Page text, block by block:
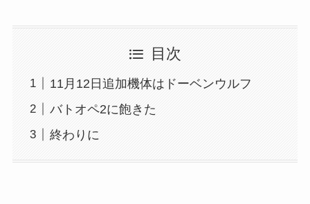
目次
11月12日追加機体はドーベンウルフ
バトオペ2に飽きた
終わりに